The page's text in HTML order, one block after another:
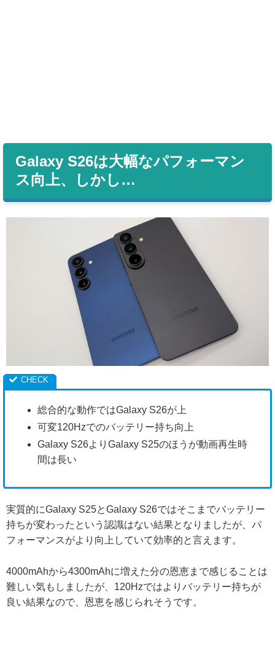
Galaxy S26は大幅なパフォーマン
ス向上、しかし…
総合的な動作ではGalaxy S26が上
可変120Hzでのバッテリー持ち向上
Galaxy S26よりGalaxy S25のほうが動画再生時
間は長い
実質的にGalaxy S25とGalaxy S26ではそこまでバッテリー
持ちが変わったという認識はない結果となりましたが、パ
フォーマンスがより向上していて効率的と言えます。
4000mAhから4300mAhに増えた分の恩恵まで感じることは
難しい気もしましたが、120Hzではよりバッテリー持ちが
良い結果なので、恩恵を感じられそうです。